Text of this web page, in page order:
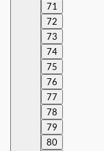
71
72
73
74
75
76
77
78
79
80